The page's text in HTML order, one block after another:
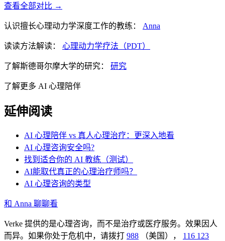
查看全部对比 →
认识擅长心理动力学深度工作的教练： Anna
读读方法解读： 心理动力学疗法（PDT）
了解斯德哥尔摩大学的研究： 研究
了解更多 AI 心理陪伴
延伸阅读
AI 心理陪伴 vs 真人心理治疗：更深入地看
AI 心理咨询安全吗?
找到适合你的 AI 教练（测试）
AI能取代真正的心理治疗师吗？
AI 心理咨询的类型
和 Anna 聊聊看
Verke 提供的是心理咨询，而不是治疗或医疗服务。效果因人
而异。如果你处于危机中，请拨打 988 （美国），
116 123